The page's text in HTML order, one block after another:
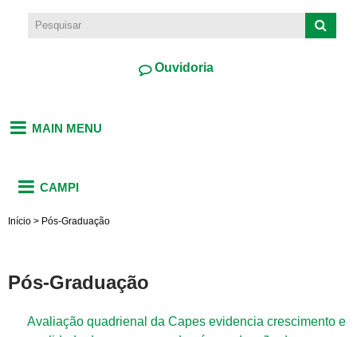
Ouvidoria
MAIN MENU
CAMPI
Início > Pós-Graduação
Pós-Graduação
Avaliação quadrienal da Capes evidencia crescimento e